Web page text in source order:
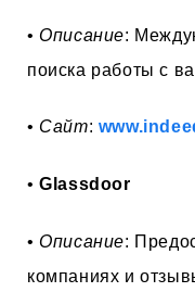
•Описание:
поиска работы с
• Сайт:
•Glassdoor
•Описание:
компаниях и